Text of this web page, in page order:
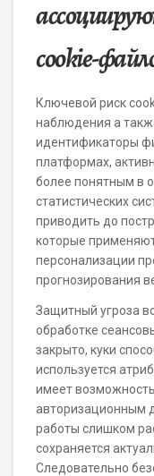
cookie-
Ключевой риск
наблюдения а
идентификаторы
платформах,
более понятным в
статистических
приводить до
которые
персонализации
прогнозирования
Защитный угроза
обработке
закрыто, куки
используется
имеет
авторизационным
работы слишком
сохраняется
Следовательно